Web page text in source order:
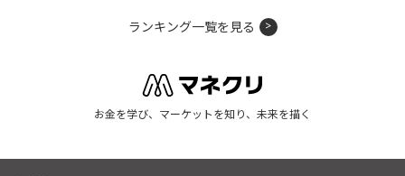
ランキング一覧を見る
お金を学び、マーケットを知り、未来を描く